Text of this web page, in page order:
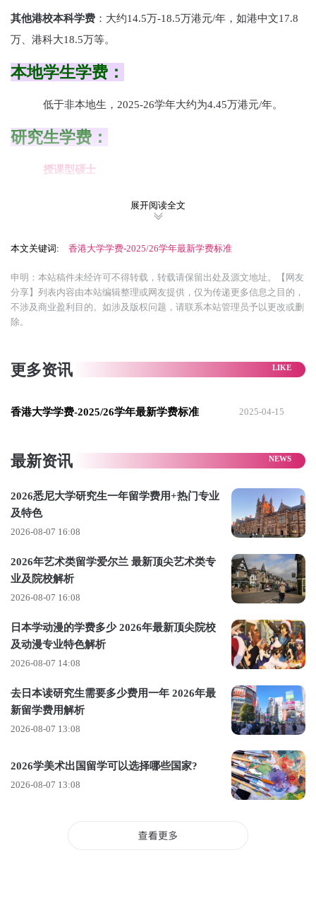
其他港校本科学费 ：大约14.5万-18.5万港元/年，如港中文17.8
万、港科大18.5万等。
本地学生‌学费：
低于非本地生，2025-26学年大约为4.45万港元/年。
研究生学费：
‌授课型硕士‌
‌新兴交叉学科‌：如新开设的数字城市管理硕士(MDUM)学费28
‌文科与研究型课程‌：如教育学硕士12万港元、中国研究硕士15
万港元。
因政府补贴，学费稳定在4.2万港元/年
体请查看官方网站了解。
住宿费大约1.729万港币—5万港币之间，约合人民币1.6-4.6万
元/年。
校内宿舍
大约1.7万-3.8万港元/年，但硕士生申请成功率低，仅
15%。
校外租房：港岛/九龙单间1.2万-1.8万港元/月。
新界合租人均5000-8000港元/月。
生活费用大约为5万港币/年，约合人民币4.6万元/年。
年均约5万-6万港元，含饮食，如选择自己做饭，成本会降至
3000港元/月
医疗保险：约HK$2,000/年(人民币1,830)
学习材料：约HK$3,000-5,000/年(人民币2,750-4,600)
基本生活用品：约HK$12,000(人民币11,000)
展开阅读全文
本文关键词: 香港大学学费-2025/26学年最新学费标准
申明：本站稿件未经许可不得转载，转载请保留出处及源文地址。【网友
分享】列表内容由本站编辑整理或网友提供，仅为传递更多信息之目的，
不涉及商业盈利目的。如涉及版权问题，请联系本站管理员予以更改或删
除。
更多资讯
香港大学学费-2025/26学年最新学费标准 2025-04-15
最新资讯
2026悉尼大学研究生一年留学费用+热门专业
及特色
2026-08-07 16:08
2026年艺术类留学爱尔兰 最新顶尖艺术类专
业及院校解析
2026-08-07 16:08
日本学动漫的学费多少 2026年最新顶尖院校
及动漫专业特色解析
2026-08-07 14:08
去日本读研究生需要多少费用一年 2026年最
新留学费用解析
2026-08-07 13:08
2026学美术出国留学可以选择哪些国家?
2026-08-07 13:08